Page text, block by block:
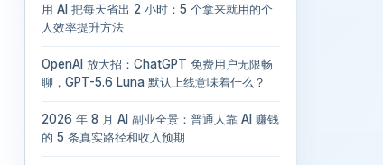
用 AI 把每天省出 2 小时：5 个拿来就用的个
人效率提升方法
OpenAI 放大招：ChatGPT 免费用户无限畅
聊，GPT-5.6 Luna 默认上线意味着什么？
2026 年 8 月 AI 副业全景：普通人靠 AI 赚钱
的 5 条真实路径和收入预期